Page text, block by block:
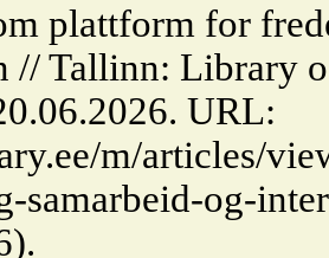
plattform for
// Tallinn: Library
URL:
m/articles/
samarbeid-og-